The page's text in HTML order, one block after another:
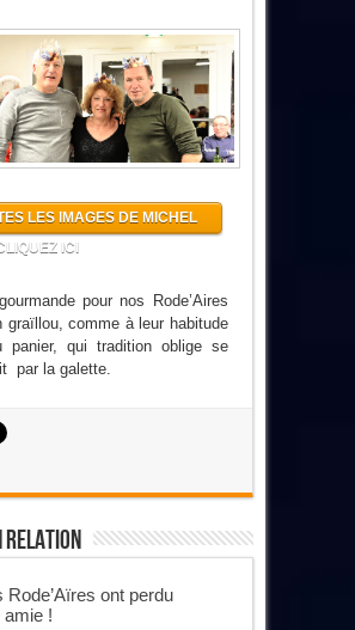
LES IMAGES DE MICHEL
ICI
pour nos Rode’Aires
graïllou, comme à leur habitude
panier, qui tradition oblige se
par la galette.
Relation
Rode’Aïres ont perdu
amie !